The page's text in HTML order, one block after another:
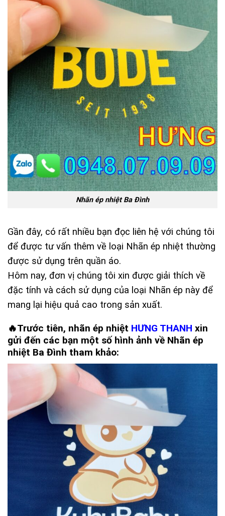
Nhãn ép nhiệt Ba Đình
Gần đây, có rất nhiều bạn đọc liên hệ với chúng tôi
để được tư vấn thêm về loại Nhãn ép nhiệt thường
được sử dụng trên quần áo.
Hôm nay, đơn vị chúng tôi xin được giải thích về
đặc tính và cách sử dụng của loại Nhãn ép này để
mang lại hiệu quả cao trong sản xuất.
🔥Trước tiên, nhãn ép nhiệt HƯNG THANH xin
gửi đến các bạn một số hình ảnh về Nhãn ép
nhiệt Ba Đình tham khảo: